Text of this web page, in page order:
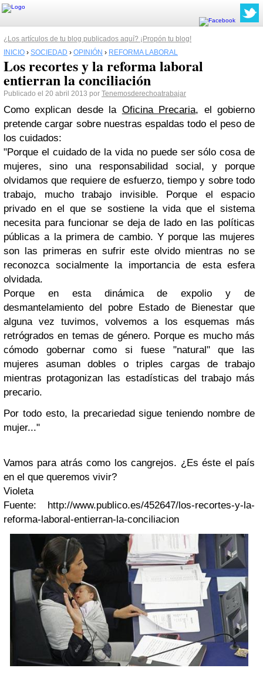
¿Los artículos de tu blog publicados aquí? ¡Propón tu blog!
INICIO › SOCIEDAD › OPINIÓN › REFORMA LABORAL
Los recortes y la reforma laboral
entierran la conciliación
Publicado el 20 abril 2013 por Tenemosderechoatrabajar
Como explican desde la Oficina Precaria, el gobierno
pretende cargar sobre nuestras espaldas todo el peso de
los cuidados:
"Porque el cuidado de la vida no puede ser sólo cosa de
mujeres, sino una responsabilidad social, y porque
olvidamos que requiere de esfuerzo, tiempo y sobre todo
trabajo, mucho trabajo invisible. Porque el espacio
privado en el que se sostiene la vida que el sistema
necesita para funcionar se deja de lado en las políticas
públicas a la primera de cambio. Y porque las mujeres
son las primeras en sufrir este olvido mientras no se
reconozca socialmente la importancia de esta esfera
olvidada.
Porque en esta dinámica de expolio y de
desmantelamiento del pobre Estado de Bienestar que
alguna vez tuvimos, volvemos a los esquemas más
retrógrados en temas de género. Porque es mucho más
cómodo gobernar como si fuese "natural" que las
mujeres asuman dobles o triples cargas de trabajo
mientras protagonizan las estadísticas del trabajo más
precario.
Por todo esto, la precariedad sigue teniendo nombre de
mujer..."
Vamos para atrás como los cangrejos. ¿Es éste el país
en el que queremos vivir?
Violeta
Fuente: http://www.publico.es/452647/los-recortes-y-la-
reforma-laboral-entierran-la-conciliacion